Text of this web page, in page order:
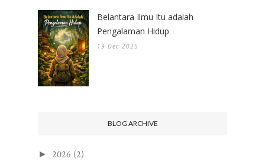
Belantara Ilmu Itu adalah
Pengalaman Hidup
19 Dec 2025
BLOG ARCHIVE
► 2026 (2)